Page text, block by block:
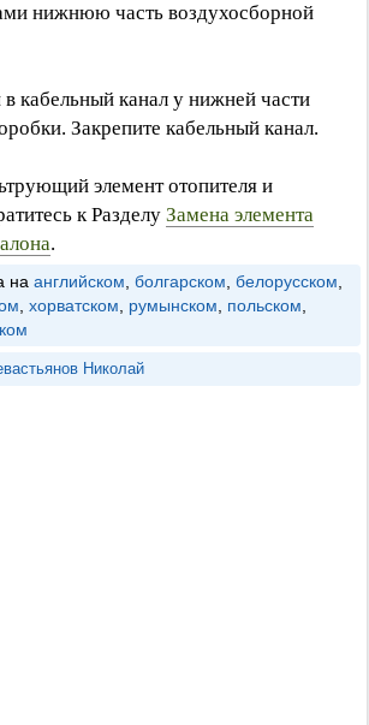
нижнюю часть воздухосборной
кабельный канал у нижней части
Закрепите кабельный канал.
элемент отопителя и
к Разделу Замена элемента
.
на английском болгарском белорусском
хорватском румынском польском
Николай